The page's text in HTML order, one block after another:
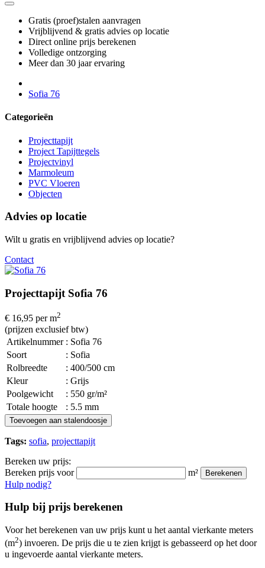
Gratis (proef)stalen aanvragen
Vrijblijvend & gratis advies op locatie
Direct online prijs berekenen
Volledige ontzorging
Meer dan 30 jaar ervaring
Sofia 76
Categorieën
Projecttapijt
Project Tapijttegels
Projectvinyl
Marmoleum
PVC Vloeren
Objecten
Advies op locatie
Wilt u gratis en vrijblijvend advies op locatie?
Contact
Projecttapijt Sofia 76
€ 16,95 per m2
(prijzen exclusief btw)
Artikelnummer : Sofia 76
Soort
: Sofia
Rolbreedte
: 400/500 cm
Kleur
: Grijs
Poolgewicht
: 550 gr/m²
Totale hoogte
: 5.5 mm
Toevoegen aan stalendoosje
Tags: sofia, projecttapijt
Bereken uw prijs:
Bereken prijs voor
m² Berekenen
Hulp nodig?
Hulp bij prijs berekenen
Voor het berekenen van uw prijs kunt u het aantal vierkante meters
(m2) invoeren. De prijs die u te zien krijgt is gebasseerd op het door
u ingevoerde aantal vierkante meters.